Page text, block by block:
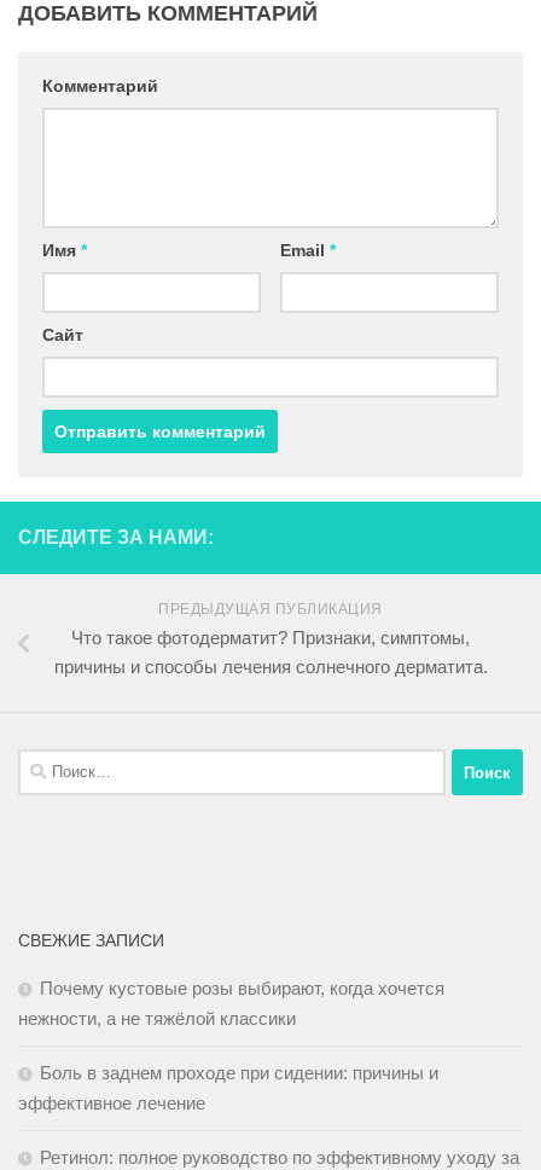
ДОБАВИТЬ КОММЕНТАРИЙ
Комментарий
Имя * Email *
Сайт
СЛЕДИТЕ ЗА НАМИ:
ПРЕДЫДУЩАЯ ПУБЛИКАЦИЯ
Что такое фотодерматит? Признаки, симптомы,
причины и способы лечения солнечного дерматита.
СВЕЖИЕ ЗАПИСИ
Почему кустовые розы выбирают, когда хочется
нежности, а не тяжёлой классики
Боль в заднем проходе при сидении: причины и
эффективное лечение
Ретинол: полное руководство по эффективному уходу за